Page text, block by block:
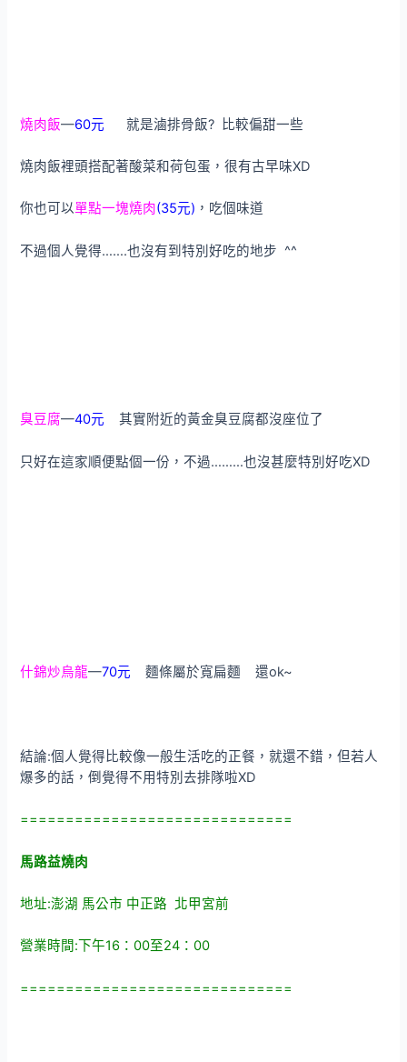
燒肉飯—60元 就是滷排骨飯? 比較偏甜一些
燒肉飯裡頭搭配著酸菜和荷包蛋，很有古早味XD
你也可以單點一塊燒肉(35元) ，吃個味道
不過個人覺得…….也沒有到特別好吃的地步 ^^
臭豆腐—40元 其實附近的黃金臭豆腐都沒座位了
只好在這家順便點個一份，不過………也沒甚麼特別好吃XD
什錦炒烏龍—70元 麵條屬於寬扁麵 還ok~
結論:個人覺得比較像一般生活吃的正餐，就還不錯，但若人
爆多的話，倒覺得不用特別去排隊啦XD
==============================
馬路益燒肉
地址:澎湖 馬公市 中正路 北甲宮前
營業時間:下午16：00至24：00
==============================